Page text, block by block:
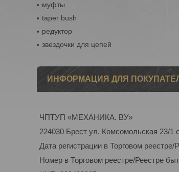
муфты
taper bush
редуктор
звездочки для цепей
ИНФОРМАЦИЯ ДЛЯ
ЧПТУП «МЕХАНИКА. ВУ»
224030 Брест ул. Комсомольская 23/1
Дата регистрации в Торговом
Номер в Торговом реестре/Реестре